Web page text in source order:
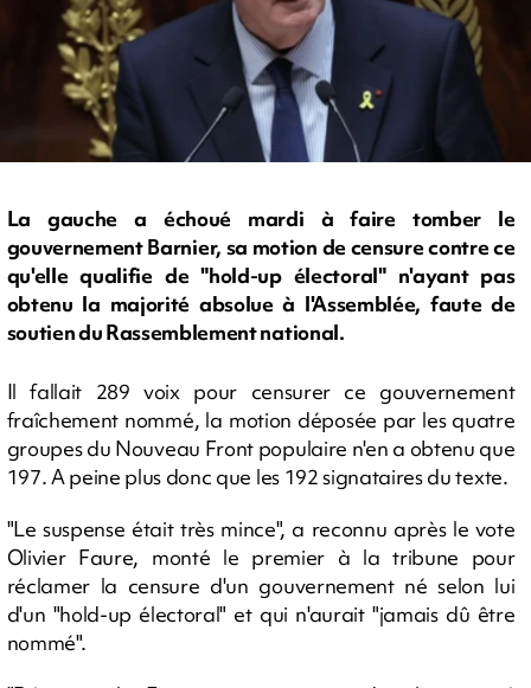
La gauche a échoué mardi à faire tomber le
gouvernement Barnier, sa motion de censure contre ce
qu'elle qualifie de "hold-up électoral" n'ayant pas
obtenu la majorité absolue à l'Assemblée, faute de
soutien du Rassemblement national.
Il fallait 289 voix pour censurer ce gouvernement
fraîchement nommé, la motion déposée par les quatre
groupes du Nouveau Front populaire n'en a obtenu que
197. A peine plus donc que les 192 signataires du texte.
"Le suspense était très mince", a reconnu après le vote
Olivier Faure, monté le premier à la tribune pour
réclamer la censure d'un gouvernement né selon lui
d'un "hold-up électoral" et qui n'aurait "jamais dû être
nommé".